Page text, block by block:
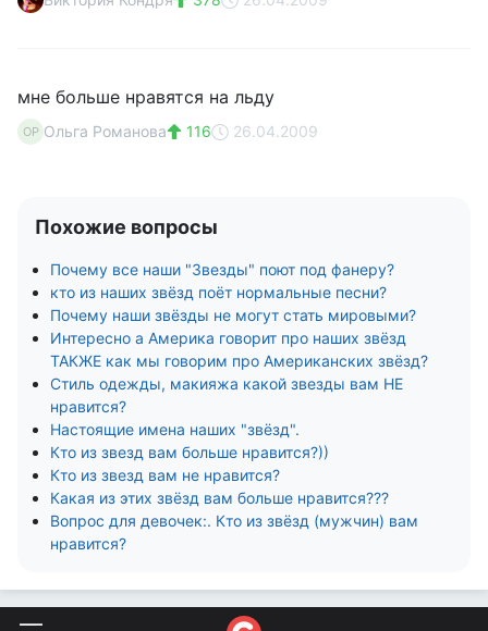
мне больше нравятся на льду
ОР Ольга Романова 116 26.04.2009
Похожие вопросы
Почему все наши "Звезды" поют под фанеру?
кто из наших звёзд поёт нормальные песни?
Почему наши звёзды не могут стать мировыми?
Интересно а Америка говорит про наших звёзд
ТАКЖЕ как мы говорим про Американских звёзд?
Стиль одежды, макияжа какой звезды вам НЕ
нравится?
Настоящие имена наших "звёзд".
Кто из звезд вам больше нравится?))
Кто из звезд вам не нравится?
Какая из этих звёзд вам больше нравится???
Вопрос для девочек:. Кто из звёзд (мужчин) вам
нравится?